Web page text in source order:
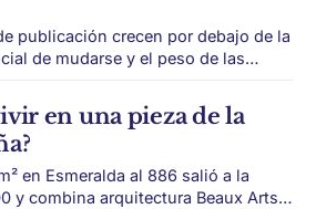
publicación crecen por debajo de la
de mudarse y el peso de las
una aparente calma, pero
publicados aparecen nuevas
datos de Zonaprop, el alquiler
en una pieza de la
en Esmeralda al 886 salió a la
y combina arquitectura Beaux Arts,